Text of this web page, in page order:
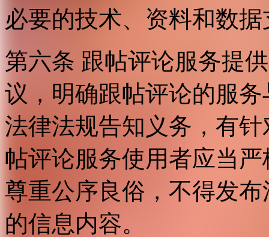
必要的技术、资料和数
第六条 跟帖评论服务提
议，明确跟帖评论的服
法律法规告知义务，有
帖评论服务使用者应当
尊重公序良俗，不得发
的信息内容。